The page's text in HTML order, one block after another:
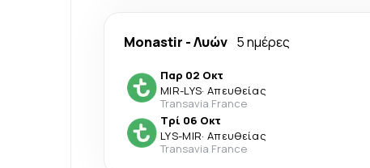
Monastir -Λυών 5 ημέρες
Παρ 02 Οκτ
MIR-LYS· Απευθείας
Transavia France
Τρί 06 Οκτ
LYS-MIR· Απευθείας
Transavia France